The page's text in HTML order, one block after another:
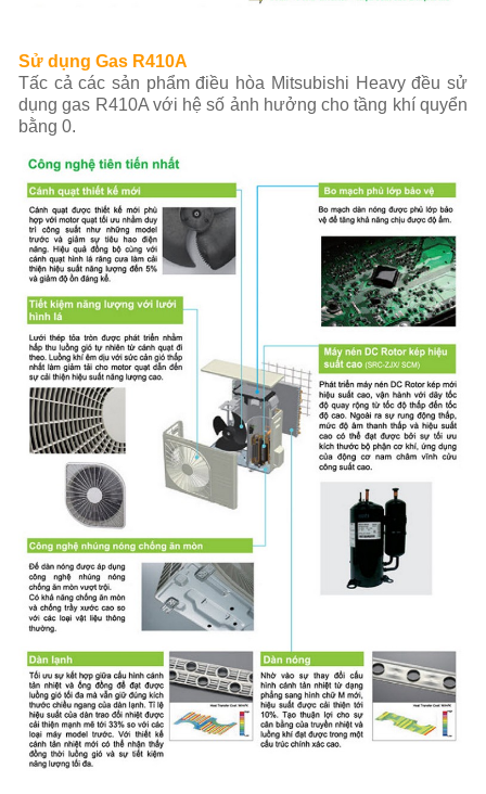
Sử dụng Gas R410A
Tấc cả các sản phẩm điều hòa Mitsubishi Heavy đều sử
dụng gas R410A với hệ số ảnh hưởng cho tầng khí quyển
bằng 0.